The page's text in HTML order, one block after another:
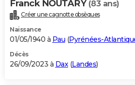
Franck NOUTARY (83 ans)
Créer une cagnotte obsèques
Naissance
01/05/1940 à Pau (Pyrénées-
Décès
26/09/2023 à Dax (Landes)